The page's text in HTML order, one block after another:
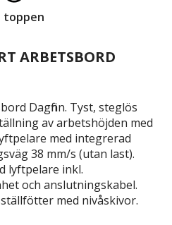
toppen
ARBETSBORD
Dagfinn. Tyst, steglös
av arbetshöjden med
med integrerad
38 mm/s (utan last).
lyftpelare inkl.
och anslutningskabel.
med nivåskivor.